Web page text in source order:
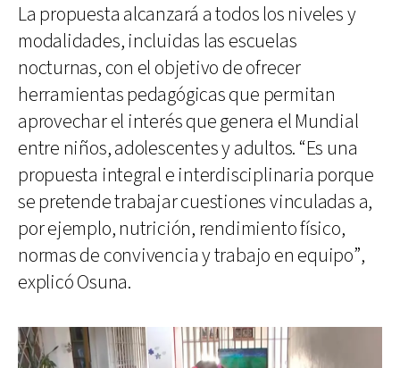
La propuesta alcanzará a todos los niveles y
modalidades, incluidas las escuelas
nocturnas, con el objetivo de ofrecer
herramientas pedagógicas que permitan
aprovechar el interés que genera el Mundial
entre niños, adolescentes y adultos. “Es una
propuesta integral e interdisciplinaria porque
se pretende trabajar cuestiones vinculadas a,
por ejemplo, nutrición, rendimiento físico,
normas de convivencia y trabajo en equipo”,
explicó Osuna.